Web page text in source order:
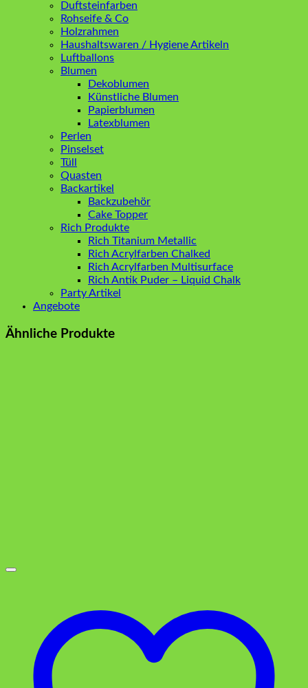
Duftsteinfarben
Rohseife & Co
Holzrahmen
Haushaltswaren / Hygiene Artikeln
Luftballons
Blumen
Dekoblumen
Künstliche Blumen
Papierblumen
Latexblumen
Perlen
Pinselset
Tüll
Quasten
Backartikel
Backzubehör
Cake Topper
Rich Produkte
Rich Titanium Metallic
Rich Acrylfarben Chalked
Rich Acrylfarben Multisurface
Rich Antik Puder – Liquid Chalk
Party Artikel
Angebote
Ähnliche Produkte